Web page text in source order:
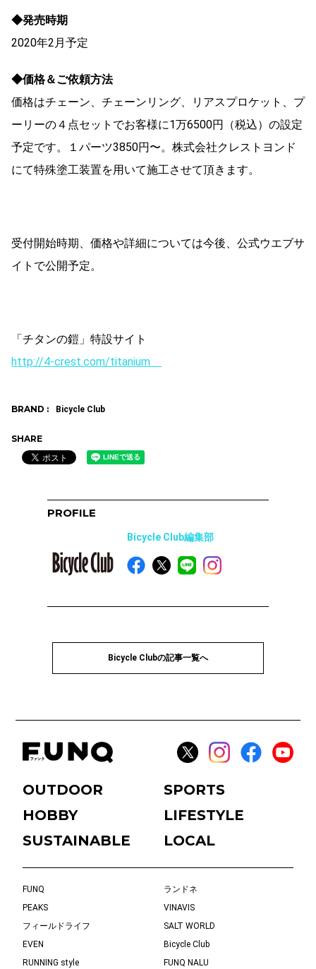
◆発売時期
2020年2月予定
◆価格＆ご依頼方法
価格はチェーン、チェーンリング、リアスプロケット、プ
ーリーの４点セットでお客様に1万6500円（税込）の設定
予定です。１パーツ3850円〜。株式会社クレストヨンド
にて特殊塗工装置を用いて施工させて頂きます。
受付開始時期、価格や詳細については今後、公式ウエブサ
イトで公開予定。
「チタンの鎧」特設サイト
http://4-crest.com/titanium
BRAND : Bicycle Club
SHARE
PROFILE
Bicycle Club編集部
Bicycle Clubの記事一覧へ
OUTDOOR
SPORTS
HOBBY
LIFESTYLE
SUSTAINABLE
LOCAL
FUNQ
ランドネ
PEAKS
VINAVIS
フィールドライフ
SALT WORLD
EVEN
Bicycle Club
RUNNING style
FUNQ NALU